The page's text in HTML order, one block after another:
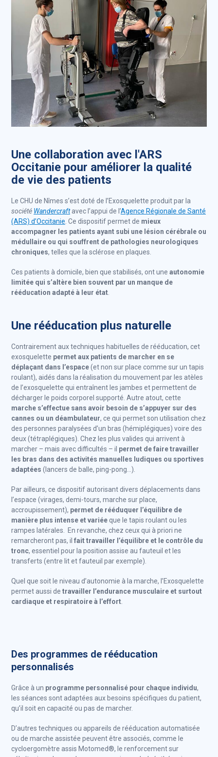
Une collaboration avec l'ARS
Occitanie pour améliorer la qualité
de vie des patients
Le CHU de Nîmes s’est doté de l’Exosquelette produit par la
société Wandercraftavec l’appui de l’Agence Régionale de Santé
(ARS) d’Occitanie. Ce dispositif permet de mieux
accompagner les patients ayant subi une lésion cérébrale ou
médullaire ou qui souffrent de pathologies neurologiques
chroniques, telles que la sclérose en plaques.
Ces patients à domicile, bien que stabilisés, ont une autonomie
limitée qui s’altère bien souvent par un manque de
rééducation adapté à leur état.
Une rééducation plus naturelle
Contrairement aux techniques habituelles de rééducation, cet
exosquelette permet aux patients de marcher en se
déplaçant dans l’espace(et non sur place comme sur un tapis
roulant), aidés dans la réalisation du mouvement par les atèles
de l’exosquelette qui entraînent les jambes et permettent de
décharger le poids corporel supporté. Autre atout, cette
marche s’effectue sans avoir besoin de s’appuyer sur des
cannes ou un déambulateur, ce qui permet son utilisation chez
des personnes paralysées d’un bras (hémiplégiques) voire des
deux (tétraplégiques). Chez les plus valides qui arrivent à
marcher – mais avec difficultés – il permet de faire travailler
les bras dans des activités manuelles ludiques ou sportives
adaptées (lancers de balle, ping-pong…).
Par ailleurs, ce dispositif autorisant divers déplacements dans
l’espace (virages, demi-tours, marche sur place,
accroupissement), permet de rééduquer l’équilibre de
manière plus intense et variéeque le tapis roulant ou les
rampes latérales. En revanche, chez ceux qui à priori ne
remarcheront pas, il fait travailler l’équilibre et le contrôle du
tronc, essentiel pour la position assise au fauteuil et les
transferts (entre lit et fauteuil par exemple).
Quel que soit le niveau d’autonomie à la marche, l’Exosquelette
permet aussi de travailler l’endurance musculaire et surtout
cardiaque et respiratoire à l’effort.
Des programmes de rééducation
personnalisés
Grâce à un programme personnalisé pour chaque individu,
les séances sont adaptées aux besoins spécifiques du patient,
qu’il soit en capacité ou pas de marcher.
D’autres techniques ou appareils de rééducation automatisée
ou de marche assistée peuvent être associés, comme le
cycloergomètre assis Motomed®, le renforcement sur